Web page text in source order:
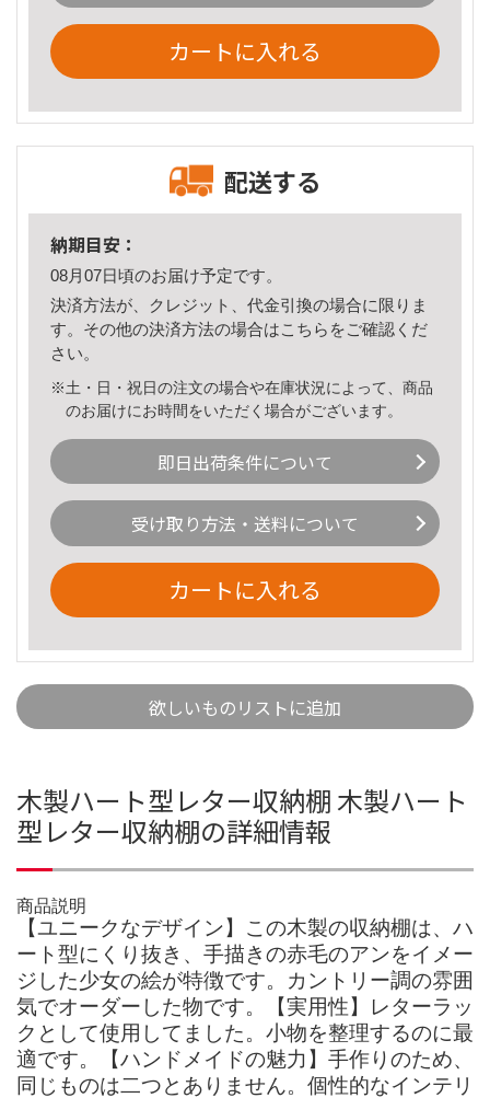
カートに入れる
配送する
納期目安：
08月07日頃のお届け予定です。
決済方法が、クレジット、代金引換の場合に限りま
す。その他の決済方法の場合はこちら をご確認くだ
さい。
※土・日・祝日の注文の場合や在庫状況によって、商品
のお届けにお時間をいただく場合がございます。
即日出荷条件について
受け取り方法・送料について
カートに入れる
欲しいものリストに追加
木製ハート型レター収納棚 木製ハート
型レター収納棚の詳細情報
商品説明
【ユニークなデザイン】この木製の収納棚は、ハ
ート型にくり抜き、手描きの赤毛のアンをイメー
ジした少女の絵が特徴です。カントリー調の雰囲
気でオーダーした物です。【実用性】レターラッ
クとして使用してました。小物を整理するのに最
適です。【ハンドメイドの魅力】手作りのため、
同じものは二つとありません。個性的なインテリ